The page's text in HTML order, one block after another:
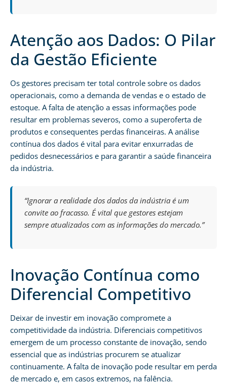
Atenção aos Dados: O Pilar
da Gestão Eficiente
Os gestores precisam ter total controle sobre os dados
operacionais, como a demanda de vendas e o estado de
estoque. A falta de atenção a essas informações pode
resultar em problemas severos, como a superoferta de
produtos e consequentes perdas financeiras. A análise
contínua dos dados é vital para evitar enxurradas de
pedidos desnecessários e para garantir a saúde financeira
da indústria.
“Ignorar a realidade dos dados da indústria é um
convite ao fracasso. É vital que gestores estejam
sempre atualizados com as informações do mercado.”
Inovação Contínua como
Diferencial Competitivo
Deixar de investir em inovação compromete a
competitividade da indústria. Diferenciais competitivos
emergem de um processo constante de inovação, sendo
essencial que as indústrias procurem se atualizar
continuamente. A falta de inovação pode resultar em perda
de mercado e, em casos extremos, na falência.